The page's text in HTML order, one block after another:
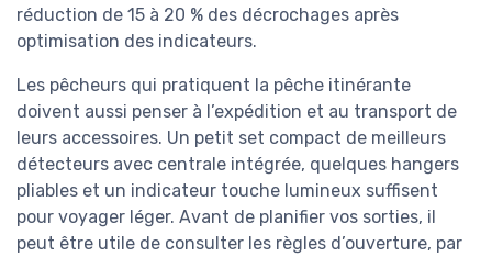
réduction de 15 à 20 % des décrochages après
optimisation des indicateurs.
Les pêcheurs qui pratiquent la pêche itinérante
doivent aussi penser à l’expédition et au transport de
leurs accessoires. Un petit set compact de meilleurs
détecteurs avec centrale intégrée, quelques hangers
pliables et un indicateur touche lumineux suffisent
pour voyager léger. Avant de planifier vos sorties, il
peut être utile de consulter les règles d’ouverture, par